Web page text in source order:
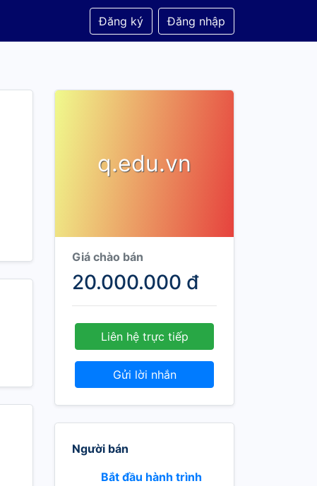
Đăng ký Đăng nhập
q.edu.vn
Giá chào bán
20.000.000 đ
Liên hệ trực tiếp
Gửi lời nhắn
Người bán
Bắt đầu hành trình